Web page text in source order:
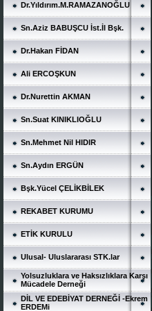
Dr.Yıldırım.M.RAMAZANOĞLU
Sn.Aziz BABUŞCU İst.İl Bşk.
Dr.Hakan FİDAN
Ali ERCOŞKUN
Dr.Nurettin AKMAN
Sn.Suat KINIKLIOĞLU
Sn.Mehmet Nil HIDIR
Sn.Aydın ERGÜN
Bşk.Yücel ÇELİKBİLEK
REKABET KURUMU
ETİK KURULU
Ulusal- Uluslararası STK.lar
Yolsuzluklara ve Haksızlıklara Karşı
Mücadele Derneği
DİL VE EDEBİYAT DERNEĞİ -Ekrem
ERDEMi